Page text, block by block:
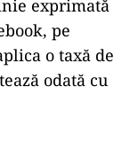
exprimată
pe
o taxă de
odată cu